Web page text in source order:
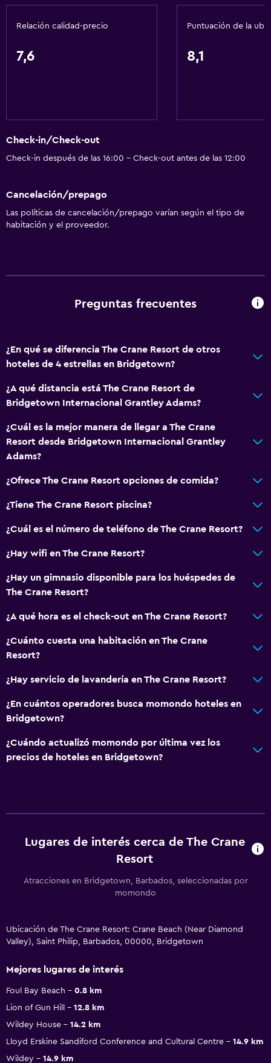
Relación calidad-precio
7,6
Puntuación de la
8,1
Check-in/Check-out
Check-in después de las 16:00 - Check-out antes de las 12:00
Cancelación/prepago
Las políticas de cancelación/prepago varían según el tipo de
habitación y el proveedor.
Preguntas frecuentes
¿En qué se diferencia The Crane Resort de otros
hoteles de 4 estrellas en Bridgetown?
¿A qué distancia está The Crane Resort de
Bridgetown Internacional Grantley Adams?
¿Cuál es la mejor manera de llegar a The Crane
Resort desde Bridgetown Internacional Grantley
Adams?
¿Ofrece The Crane Resort opciones de comida?
¿Tiene The Crane Resort piscina?
¿Cuál es el número de teléfono de The Crane Resort?
¿Hay wifi en The Crane Resort?
¿Hay un gimnasio disponible para los huéspedes de
The Crane Resort?
¿A qué hora es el check-out en The Crane Resort?
¿Cuánto cuesta una habitación en The Crane
Resort?
¿Hay servicio de lavandería en The Crane Resort?
¿En cuántos operadores busca momondo hoteles en
Bridgetown?
¿Cuándo actualizó momondo por última vez los
precios de hoteles en Bridgetown?
Lugares de interés cerca de The Crane
Resort
Atracciones en Bridgetown, Barbados, seleccionadas por
momondo
Ubicación de The Crane Resort: Crane Beach (Near Diamond
Valley), Saint Philip, Barbados, 00000, Bridgetown
Mejores lugares de interés
Foul Bay Beach
0.8 km
Lion of Gun Hill
12.8 km
Wildey House
14.2 km
Lloyd Erskine Sandiford Conference and Cultural Centre
14.9 km
Wildey
14.9 km